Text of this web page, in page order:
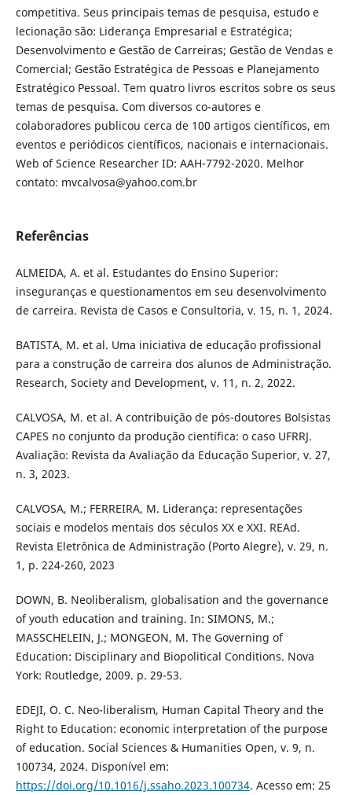
competitiva. Seus principais temas de pesquisa, estudo e
lecionação são: Liderança Empresarial e Estratégica;
Desenvolvimento e Gestão de Carreiras; Gestão de Vendas e
Comercial; Gestão Estratégica de Pessoas e Planejamento
Estratégico Pessoal. Tem quatro livros escritos sobre os seus
temas de pesquisa. Com diversos co-autores e
colaboradores publicou cerca de 100 artigos científicos, em
eventos e periódicos científicos, nacionais e internacionais.
Web of Science Researcher ID: AAH-7792-2020. Melhor
contato: mvcalvosa@yahoo.com.br
Referências
ALMEIDA, A. et al. Estudantes do Ensino Superior:
inseguranças e questionamentos em seu desenvolvimento
de carreira. Revista de Casos e Consultoria, v. 15, n. 1, 2024.
BATISTA, M. et al. Uma iniciativa de educação profissional
para a construção de carreira dos alunos de Administração.
Research, Society and Development, v. 11, n. 2, 2022.
CALVOSA, M. et al. A contribuição de pós-doutores Bolsistas
CAPES no conjunto da produção científica: o caso UFRRJ.
Avaliação: Revista da Avaliação da Educação Superior, v. 27,
n. 3, 2023.
CALVOSA, M.; FERREIRA, M. Liderança: representações
sociais e modelos mentais dos séculos XX e XXI. REAd.
Revista Eletrônica de Administração (Porto Alegre), v. 29, n.
1, p. 224-260, 2023
DOWN, B. Neoliberalism, globalisation and the governance
of youth education and training. In: SIMONS, M.;
MASSCHELEIN, J.; MONGEON, M. The Governing of
Education: Disciplinary and Biopolitical Conditions. Nova
York: Routledge, 2009. p. 29-53.
EDEJI, O. C. Neo-liberalism, Human Capital Theory and the
Right to Education: economic interpretation of the purpose
of education. Social Sciences & Humanities Open, v. 9, n.
100734, 2024. Disponível em:
https://doi.org/10.1016/j.ssaho.2023.100734. Acesso em: 25